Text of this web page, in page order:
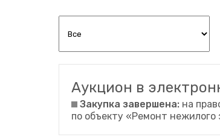
Способы оплаты проезда
Камеры хранения
Правила
Прочие услуги
Моя карта попала в стоп-
Аукцион в
Закупка завершена: на
по объекту «Ремонт